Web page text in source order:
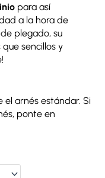
para así
a la hora de
plegado, su
sencillos y
el arnés estándar. Si
ponte en